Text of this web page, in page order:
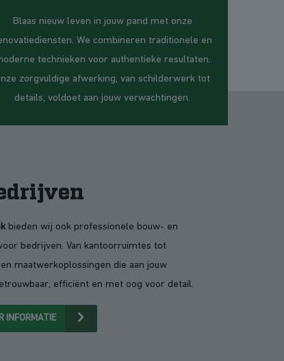
Blaas nieuw leven in jouw pand met onze
We combineren traditionele en
technieken voor authentieke resultaten.
zorgvuldige afwerking, van schilderwerk tot
details, voldoet aan jouw verwachtingen.
bieden wij ook professionele bouw- en
bedrijven. Van kantoorruimtes tot
maatwerkoplossingen die aan jouw
efficiënt en met oog voor detail.
INFORMATIE